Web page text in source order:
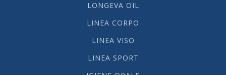
LONGEVA OIL
LINEA CORPO
LINEA VISO
LINEA SPORT